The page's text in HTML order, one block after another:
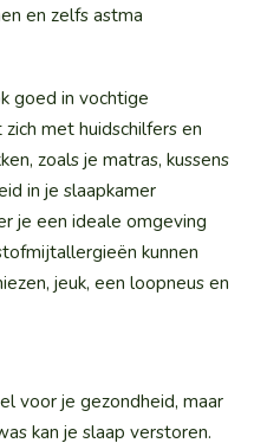
en zelfs astma
goed in vochtige
met huidschilfers en
zoals je matras, kussens
in je slaapkamer
je een ideale omgeving
kunnen
jeuk, een loopneus en
voor je gezondheid, maar
kan je slaap verstoren.